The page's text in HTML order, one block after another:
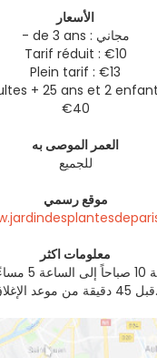
الأسعار
- de 3 ans : مجاني
Tarif réduit : €10
Plein tarif : €13
+ 25 ans et 2
€40
العمر الموصى به
للجميع
موقع رسمي
معلومات اكثر
يفتح
قبل 45 دقيقة من موعد الإغلاق.